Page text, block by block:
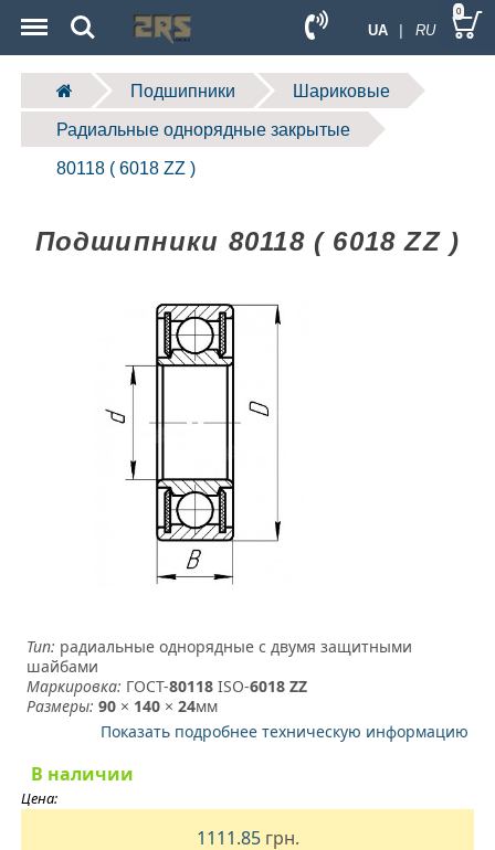
UA | RU
Search 0
Подшипники Шариковые
Радиальные однорядные закрытые
80118 ( 6018 ZZ )
Подшипники 80118 ( 6018 ZZ )
Тип: радиальные однорядные с двумя защитными
шайбами
Маркировка: ГОСТ-80118 ­ ISO-6018 ZZ
Размеры: 90 × 140 ×24мм
Показать подробнее техническую информацию
В наличии
Цена:
1111.85грн.